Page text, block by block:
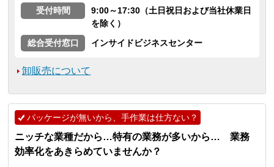
受付時間
9:00～17:30（土日祝日および当社休業日
を除く）
総合受付窓口
インサイドビジネスセンター
卸販売について
パッケージが無いから、手作業は仕方ない？
ニッチな業種だから…特有の業務が多いから… 業務
効率化をあきらめていませんか？